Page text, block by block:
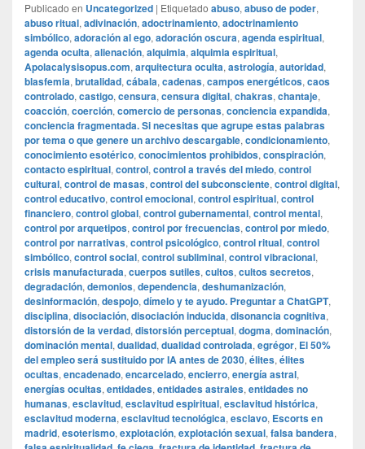
Publicado en Uncategorized | Etiquetado abuso, abuso de poder,
abuso ritual, adivinación, adoctrinamiento, adoctrinamiento
simbólico, adoración al ego, adoración oscura, agenda espiritual,
agenda oculta, alienación, alquimia, alquimia espiritual,
Apolacalysisopus.com, arquitectura oculta, astrología, autoridad,
blasfemia, brutalidad, cábala, cadenas, campos energéticos, caos
controlado, castigo, censura, censura digital, chakras, chantaje,
coacción, coerción, comercio de personas, conciencia expandida,
conciencia fragmentada. Si necesitas que agrupe estas palabras
por tema o que genere un archivo descargable, condicionamiento,
conocimiento esotérico, conocimientos prohibidos, conspiración,
contacto espiritual, control, control a través del miedo, control
cultural, control de masas, control del subconsciente, control digital,
control educativo, control emocional, control espiritual, control
financiero, control global, control gubernamental, control mental,
control por arquetipos, control por frecuencias, control por miedo,
control por narrativas, control psicológico, control ritual, control
simbólico, control social, control subliminal, control vibracional,
crisis manufacturada, cuerpos sutiles, cultos, cultos secretos,
degradación, demonios, dependencia, deshumanización,
desinformación, despojo, dímelo y te ayudo. Preguntar a ChatGPT,
disciplina, disociación, disociación inducida, disonancia cognitiva,
distorsión de la verdad, distorsión perceptual, dogma, dominación,
dominación mental, dualidad, dualidad controlada, egrégor, El 50%
del empleo será sustituido por IA antes de 2030, élites, élites
ocultas, encadenado, encarcelado, encierro, energía astral,
energías ocultas, entidades, entidades astrales, entidades no
humanas, esclavitud, esclavitud espiritual, esclavitud histórica,
esclavitud moderna, esclavitud tecnológica, esclavo, Escorts en
madrid, esoterismo, explotación, explotación sexual, falsa bandera,